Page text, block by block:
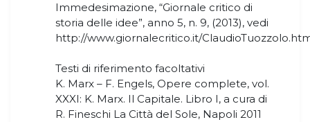
Immedesimazione, “Giornale critico di
storia delle idee”, anno 5, n. 9, (2013), vedi
http://www.giornalecritico.it/
Testi di riferimento facoltativi
K. Marx – F. Engels, Opere complete, vol.
XXXI: K. Marx. Il Capitale. Libro I, a cura di
R. Fineschi La Città del Sole, Napoli 2011